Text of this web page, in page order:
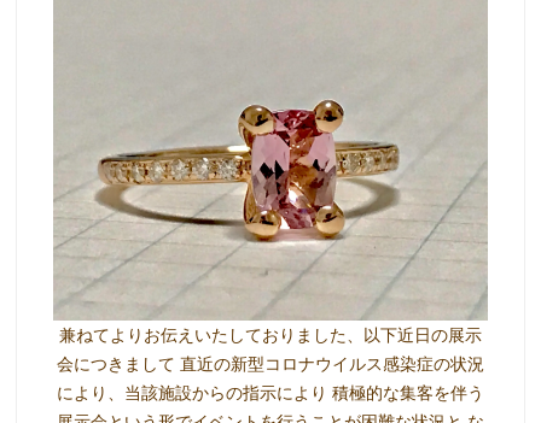
兼ねてよりお伝えいたしておりました、以下近日の展示
会につきまして 直近の新型コロナウイルス感染症の状況
により、当該施設からの指示により 積極的な集客を伴う